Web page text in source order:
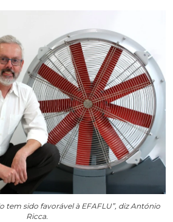
tem sido favorável à EFAFLU”, diz António
Ricca.